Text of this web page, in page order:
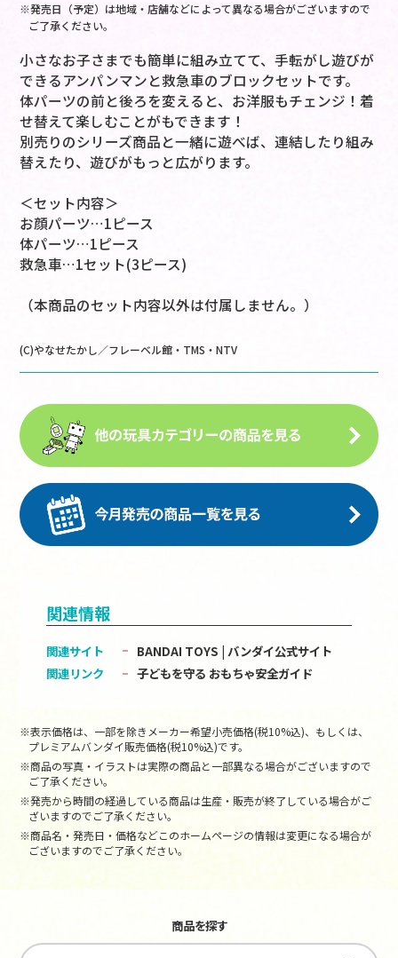
※発売日（予定）は地域・店舗などによって異なる場合がございますので
ご了承ください。
小さなお子さまでも簡単に組み立てて、手転がし遊びが
できるアンパンマンと救急車のブロックセットです。
体パーツの前と後ろを変えると、お洋服もチェンジ！着
せ替えて楽しむことがもできます！
別売りのシリーズ商品と一緒に遊べば、連結したり組み
替えたり、遊びがもっと広がります。
＜セット内容＞
お顔パーツ…1ピース
体パーツ…1ピース
救急車…1セット(3ピース)
（本商品のセット内容以外は付属しません。）
(C)やなせたかし／フレーベル館・TMS・NTV
関連情報
関連サイト
BANDAI TOYS | バンダイ公式サイト
関連リンク
子どもを守る おもちゃ安全ガイド
※表示価格は、一部を除きメーカー希望小売価格(税10%込)、もしくは、
プレミアムバンダイ販売価格(税10%込)です。
※商品の写真・イラストは実際の商品と一部異なる場合がございますので
ご了承ください。
※発売から時間の経過している商品は生産・販売が終了している場合がご
ざいますのでご了承ください。
※商品名・発売日・価格などこのホームページの情報は変更になる場合が
ございますのでご了承ください。
商品を探す